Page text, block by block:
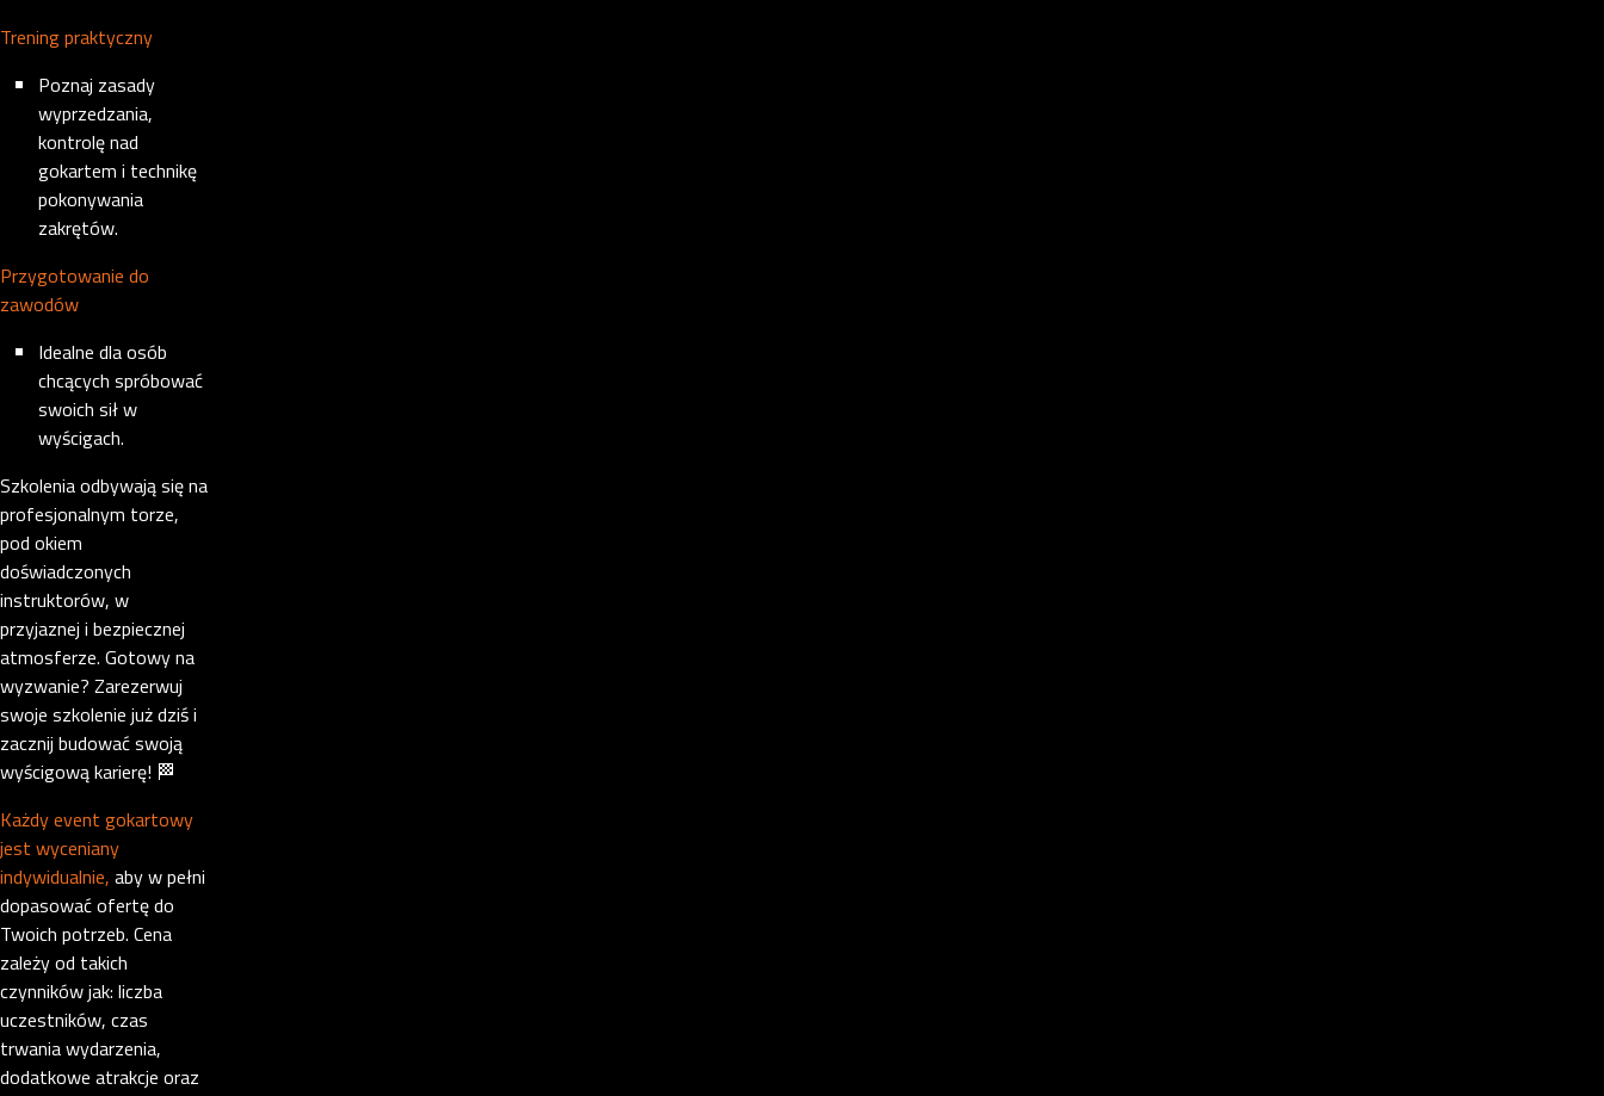
Trening praktyczny
Poznaj zasady
wyprzedzania,
kontrolę nad
gokartem i technikę
pokonywania
zakrętów.
Przygotowanie do
zawodów
Idealne dla osób
chcących spróbować
swoich sił w
wyścigach.
Szkolenia odbywają się na
profesjonalnym torze,
pod okiem
doświadczonych
instruktorów, w
przyjaznej i bezpiecznej
atmosferze. Gotowy na
wyzwanie? Zarezerwuj
swoje szkolenie już dziś i
zacznij budować swoją
wyścigową karierę! 🏁
Każdy event gokartowy
jest wyceniany
indywidualnie, aby w pełni
dopasować ofertę do
Twoich potrzeb. Cena
zależy od takich
czynników jak: liczba
uczestników, czas
trwania wydarzenia,
dodatkowe atrakcje oraz